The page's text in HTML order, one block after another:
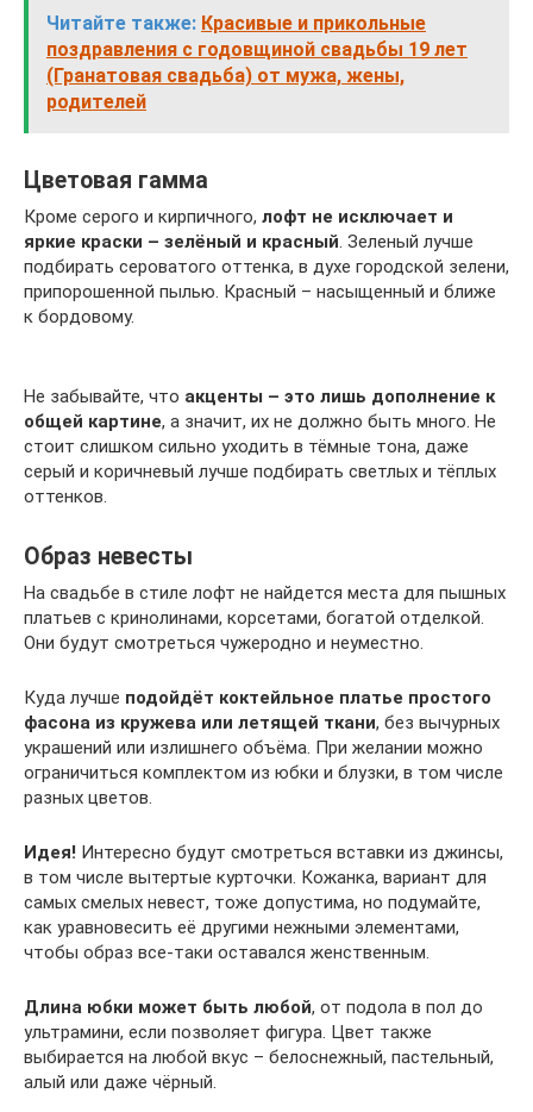
Читайте также: Красивые и прикольные
поздравления с годовщиной свадьбы 19 лет
(Гранатовая свадьба) от мужа, жены,
родителей
Цветовая гамма
Кроме серого и кирпичного, лофт не исключает и
яркие краски – зелёный и красный . Зеленый лучше
подбирать сероватого оттенка, в духе городской зелени,
припорошенной пылью. Красный – насыщенный и ближе
к бордовому.
Не забывайте, что акценты – это лишь дополнение к
общей картине, а значит, их не должно быть много. Не
стоит слишком сильно уходить в тёмные тона, даже
серый и коричневый лучше подбирать светлых и тёплых
оттенков.
Образ невесты
На свадьбе в стиле лофт не найдется места для пышных
платьев с кринолинами, корсетами, богатой отделкой.
Они будут смотреться чужеродно и неуместно.
Куда лучше подойдёт коктейльное платье простого
фасона из кружева или летящей ткани, без вычурных
украшений или излишнего объёма. При желании можно
ограничиться комплектом из юбки и блузки, в том числе
разных цветов.
Идея! Интересно будут смотреться вставки из джинсы,
в том числе вытертые курточки. Кожанка, вариант для
самых смелых невест, тоже допустима, но подумайте,
как уравновесить её другими нежными элементами,
чтобы образ все-таки оставался женственным.
Длина юбки может быть любой, от подола в пол до
ультрамини, если позволяет фигура. Цвет также
выбирается на любой вкус – белоснежный, пастельный,
алый или даже чёрный.